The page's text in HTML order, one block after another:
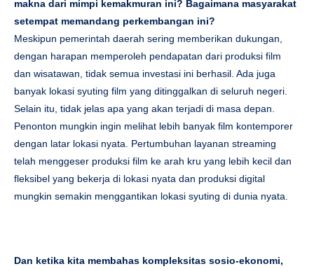
makna dari mimpi kemakmuran ini? Bagaimana masyarakat
setempat memandang perkembangan ini?
Meskipun pemerintah daerah sering memberikan dukungan,
dengan harapan memperoleh pendapatan dari produksi film
dan wisatawan, tidak semua investasi ini berhasil. Ada juga
banyak lokasi syuting film yang ditinggalkan di seluruh negeri.
Selain itu, tidak jelas apa yang akan terjadi di masa depan.
Penonton mungkin ingin melihat lebih banyak film kontemporer
dengan latar lokasi nyata. Pertumbuhan layanan streaming
telah menggeser produksi film ke arah kru yang lebih kecil dan
fleksibel yang bekerja di lokasi nyata dan produksi digital
mungkin semakin menggantikan lokasi syuting di dunia nyata.
Dan ketika kita membahas kompleksitas sosio-ekonomi,